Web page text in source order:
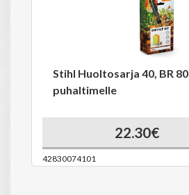
Stihl Huoltosarja 40, BR
puhaltimelle
22.30€
42830074101